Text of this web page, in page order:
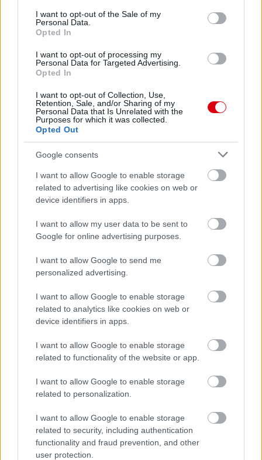
consent section.
I want to opt-out of the Sale of my
Personal Data.
Opted In
I want to opt-out of processing my
Personal Data for Targeted Advertising.
Opted In
I want to opt-out of Collection, Use,
Retention, Sale, and/or Sharing of my
Personal Data that Is Unrelated with the
Purposes for which it was collected.
Opted Out
Google consents
I want to allow Google to enable storage
related to advertising like cookies on web or
device identifiers in apps.
I want to allow my user data to be sent to
Google for online advertising purposes.
I want to allow Google to send me
personalized advertising.
I want to allow Google to enable storage
related to analytics like cookies on web or
device identifiers in apps.
I want to allow Google to enable storage
related to functionality of the website or app.
I want to allow Google to enable storage
related to personalization.
I want to allow Google to enable storage
related to security, including authentication
functionality and fraud prevention, and other
user protection.
a ManUtdFanatics.hu működését!
Kapcsolódó hírek
SIR ALEX FERGUSON
FLETCHER "SZÜRREÁLIS"
POZITIVITÁS
VISSZAHOZÁSÁRÓL
UTÁNPÓTLÁSLESEN: 4. HÉT